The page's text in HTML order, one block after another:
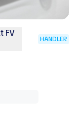
FV
HÄNDLER